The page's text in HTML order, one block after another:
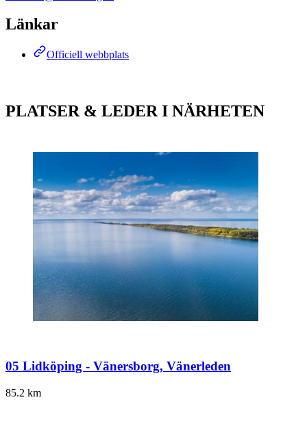
Länkar
Officiell webbplats
PLATSER & LEDER I NÄRHETEN
05 Lidköping - Vänersborg, Vänerleden
85.2 km